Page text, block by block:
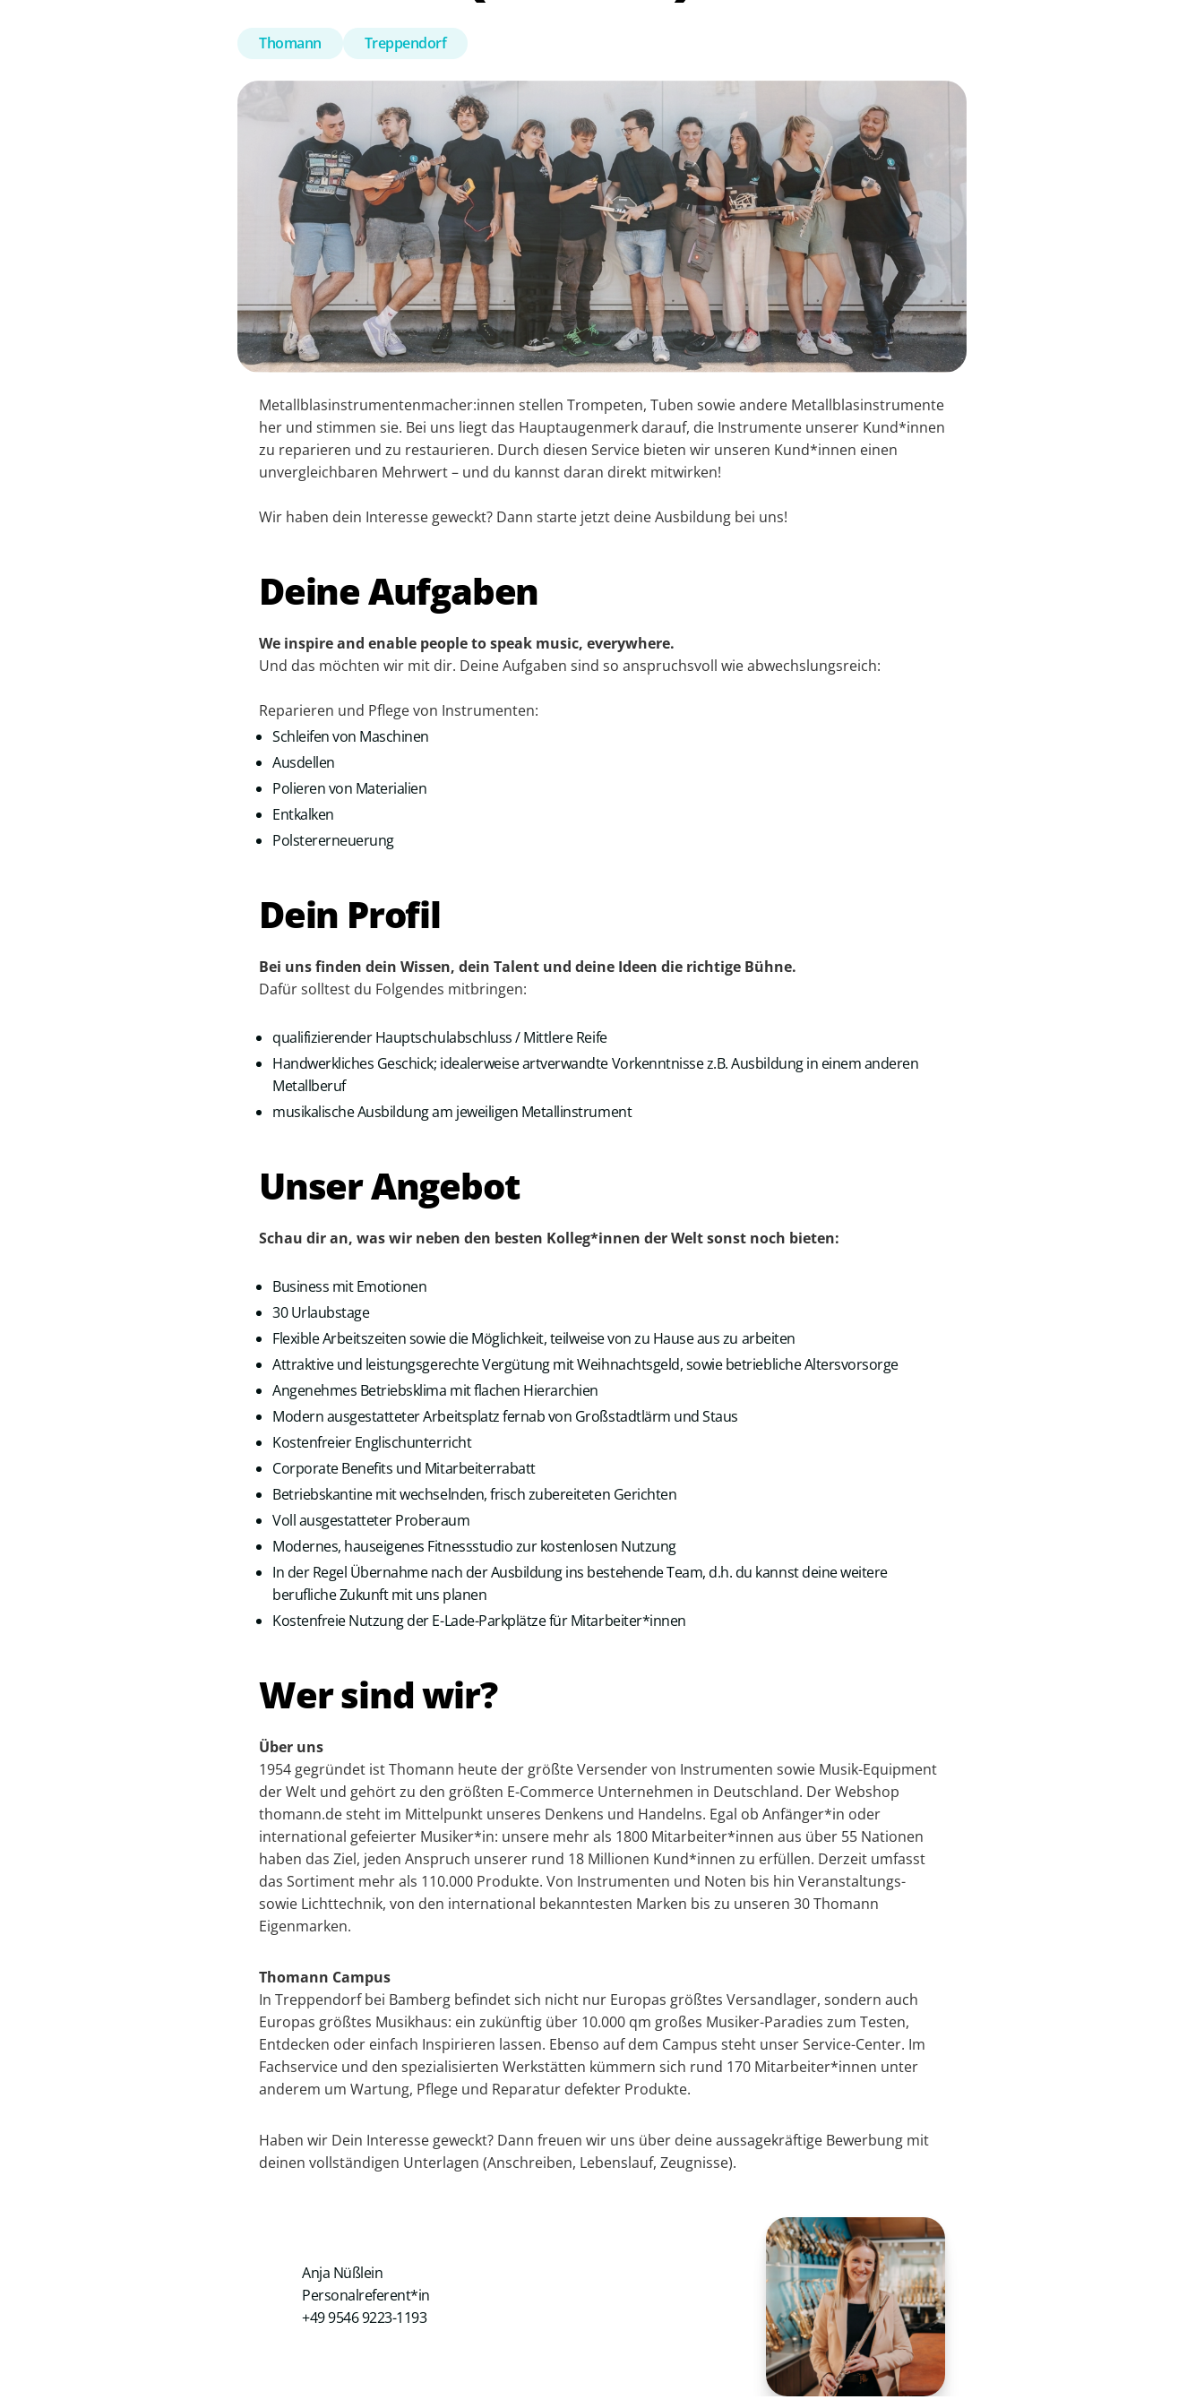
Thomann Treppendorf
Metallblasinstrumentenmacher:innen stellen Trompeten, Tuben sowie andere Metallblasinstrumente
her und stimmen sie. Bei uns liegt das Hauptaugenmerk darauf, die Instrumente unserer Kund*innen
zu reparieren und zu restaurieren. Durch diesen Service bieten wir unseren Kund*innen einen
unvergleichbaren Mehrwert – und du kannst daran direkt mitwirken!
Wir haben dein Interesse geweckt? Dann starte jetzt deine Ausbildung bei uns!
Deine Aufgaben
We inspire and enable people to speak music, everywhere.
Und das möchten wir mit dir. Deine Aufgaben sind so anspruchs­voll wie abwechs­lungsreich:
Reparieren und Pflege von Instrumenten:
Schleifen von Maschinen
Ausdellen
Polieren von Materialien
Entkalken
Polstererneuerung
Dein Profil
Bei uns finden dein Wissen, dein Talent und deine Ideen die richtige Bühne.
Dafür solltest du Folgendes mitbringen:
qualifizierender Hauptschulabschluss / Mittlere Reife
Handwerkliches Geschick; idealerweise artverwandte Vorkenntnisse z.B. Ausbildung in einem anderen
Metallberuf
musikalische Ausbildung am jeweiligen Metallinstrument
Unser Angebot
Schau dir an, was wir neben den besten Kolleg*innen der Welt sonst noch bieten:
Business mit Emotionen
30 Urlaubstage
Flexible Arbeitszeiten sowie die Möglichkeit, teilweise von zu Hause aus zu arbeiten
Attraktive und leistungsgerechte Vergütung mit Weihnachtsgeld, sowie betriebliche Altersvorsorge
Angenehmes Betriebsklima mit flachen Hierarchien
Modern ausgestatteter Arbeitsplatz fernab von Großstadtlärm und Staus
Kostenfreier Englischunterricht
Corporate Benefits und Mitarbeiterrabatt
Betriebskantine mit wechselnden, frisch zubereiteten Gerichten
Voll ausgestatteter Proberaum
Modernes, hauseigenes Fitnessstudio zur kostenlosen Nutzung
In der Regel Übernahme nach der Ausbildung ins bestehende Team, d.h. du kannst deine weitere
berufliche Zukunft mit uns planen
Kostenfreie Nutzung der E-Lade-Parkplätze für Mitarbeiter*innen
Wer sind wir?
Über uns
1954 gegründet ist Thomann heute der größte Versender von Instrumenten sowie Musik-Equipment
der Welt und gehört zu den größten E-Commerce Unternehmen in Deutschland. Der Webshop
thomann.de steht im Mittelpunkt unseres Denkens und Handelns. Egal ob Anfänger*in oder
international gefeierter Musiker*in: unsere mehr als 1800 Mitarbeiter*innen aus über 55 Nationen
haben das Ziel, jeden Anspruch unserer rund 18 Millionen Kund*innen zu erfüllen. Derzeit umfasst
das Sortiment mehr als 110.000 Produkte. Von Instrumenten und Noten bis hin Veranstaltungs-
sowie Lichttechnik, von den international bekanntesten Marken bis zu unseren 30 Thomann
Eigenmarken.
Thomann Campus
In Treppendorf bei Bamberg befindet sich nicht nur Europas größtes Versandlager, sondern auch
Europas größtes Musikhaus: ein zukünftig über 10.000 qm großes Musiker-Paradies zum Testen,
Entdecken oder einfach Inspirieren lassen. Ebenso auf dem Campus steht unser Service-Center. Im
Fachservice und den spezialisierten Werkstätten kümmern sich rund 170 Mitarbeiter*innen unter
anderem um Wartung, Pflege und Reparatur defekter Produkte.
Haben wir Dein Interesse geweckt? Dann freuen wir uns über deine aussagekräftige Bewerbung mit
deinen vollständigen Unterlagen (Anschreiben, Lebenslauf, Zeugnisse).
Anja Nüßlein
Personalreferent*in
+49 9546 9223-1193